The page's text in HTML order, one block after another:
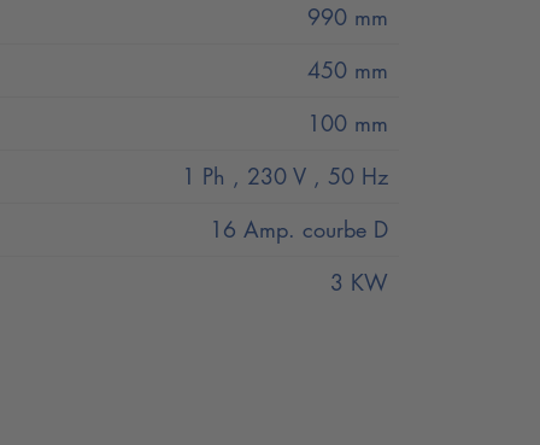
seule main
990 mm
450 mm
100 mm
1 Ph , 230 V , 50 Hz
16 Amp. courbe D
3 KW